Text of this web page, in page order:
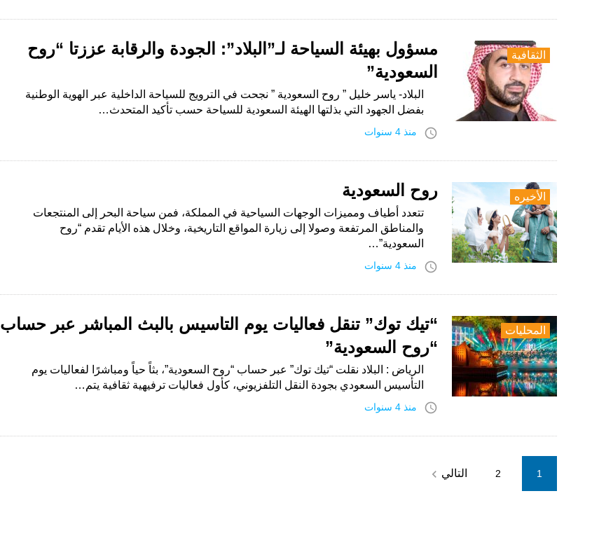
الثقافية
مسؤول بهيئة السياحة لـ”البلاد”: الجودة والرقابة عززتا “روح
السعودية”
البلاد- ياسر خليل ” روح السعودية ” نجحت في الترويج للسياحة الداخلية عبر الهوية الوطنية
بفضل الجهود التي بذلتها الهيئة السعودية للسياحة حسب تأكيد المتحدث…
access_time منذ 4 سنوات
الأخيره روح السعودية
تتعدد أطياف ومميزات الوجهات السياحية في المملكة، فمن سياحة البحر إلى المنتجعات
والمناطق المرتفعة وصولا إلى زيارة المواقع التاريخية، وخلال هذه الأيام تقدم “روح
السعودية”…
access_time منذ 4 سنوات
المحليات
“تيك توك” تنقل فعاليات يوم التأسيس بالبث المباشر عبر حساب
“روح السعودية”
الرياض : البلاد نقلت “تيك توك” عبر حساب “روح السعودية”، بثاً حياً ومباشرًا لفعاليات يوم
التأسيس السعودي بجودة النقل التلفزيوني، كأول فعاليات ترفيهية ثقافية يتم…
access_time منذ 4 سنوات
Posts
pagination
1
2 التالي navigate_next